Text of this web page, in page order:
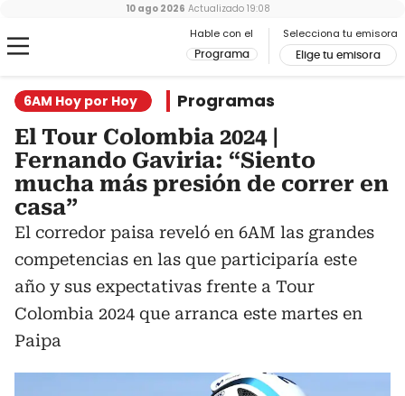
Hable con el
Programa
Selecciona tu emisora
Elige tu emisora
10 ago 2026 Actualizado 19:08
6AM Hoy por Hoy Programas
El Tour Colombia 2024 |
Fernando Gaviria: “Siento
mucha más presión de correr en
casa”
El corredor paisa reveló en 6AM las grandes
competencias en las que participaría este
año y sus expectativas frente a Tour
Colombia 2024 que arranca este martes en
Paipa